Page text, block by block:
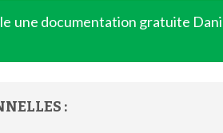
une documentation gratuite
: